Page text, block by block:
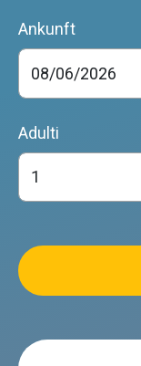
Ankunft
Adulti